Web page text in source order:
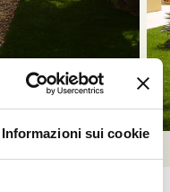
Informazioni sui cookie